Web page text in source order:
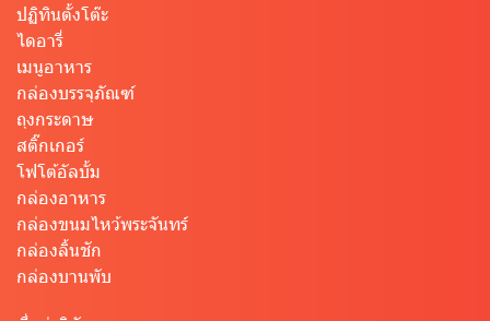
ปฏิทินตั้งโต๊ะ
ไดอารี่
เมนูอาหาร
กล่องบรรจุภัณฑ์
ถุงกระดาษ
สติ๊กเกอร์
โฟโต้อัลบั้ม
กล่องอาหาร
กล่องขนมไหว้พระจันทร์
กล่องลิ้นชัก
กล่องบานพับ